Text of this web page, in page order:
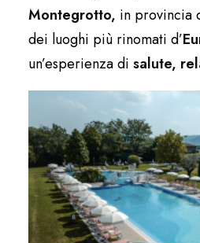
Montegrotto, in provincia
dei luoghi più rinomati d’
un’esperienza di salute,